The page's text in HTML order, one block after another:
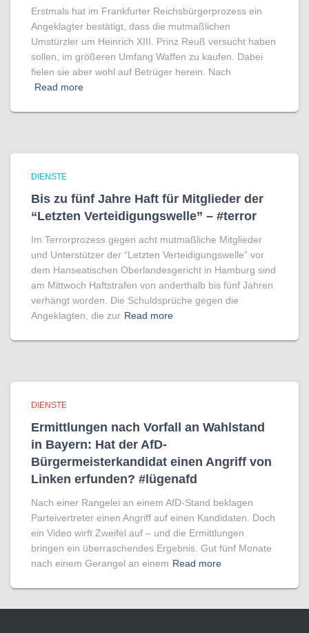
Erstmals hat im Frankfurter Reichsbürgerprozess ein
Angeklagter bestätigt, dass die mutmaßlichen
Umstürzler um Heinrich XIII. Prinz Reuß versucht haben
sollen, im größeren Umfang Waffen zu kaufen. Dabei
fielen sie aber wohl auf Betrüger herein. Nach
Read more
DIENSTE
Bis zu fünf Jahre Haft für Mitglieder der
“Letzten Verteidigungswelle” – #terror
Im Terrorprozess gegen acht mutmaßliche Mitglieder
und Unterstützer der “Letzten Verteidigungswelle” vor
dem Hanseatischen Oberlandesgericht in Hamburg sind
am Mittwoch Haftstrafen von anderthalb bis fünf Jahren
verhängt worden. Die Schuldsprüche gegen die
Angeklagten, die zur Read more
DIENSTE
Ermittlungen nach Vorfall an Wahlstand
in Bayern: Hat der AfD-
Bürgermeisterkandidat einen Angriff von
Linken erfunden? #lügenafd
Nach einer Rangelei an einem AfD-Stand beklagen
Parteivertreter einen Angriff auf einen Kandidaten. Doch
ein Video wirft Zweifel auf – und die Ermittlungen
bringen ein überraschendes Ergebnis. Gut fünf Monate
nach einem Gerangel an einem Read more